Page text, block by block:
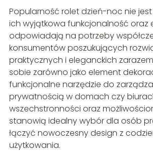
Popularność rolet dzień-noc nie
ich wyjątkowa funkcjonalność oraz
odpowiadają na potrzeby
konsumentów poszukujących
praktycznych i eleganckich
sobie zarówno jako element
funkcjonalne narzędzie do
prywatnością w domach czy
wszechstronności oraz
stanowią idealny wybór dla osób
łączyć nowoczesny design z
użytkowania.